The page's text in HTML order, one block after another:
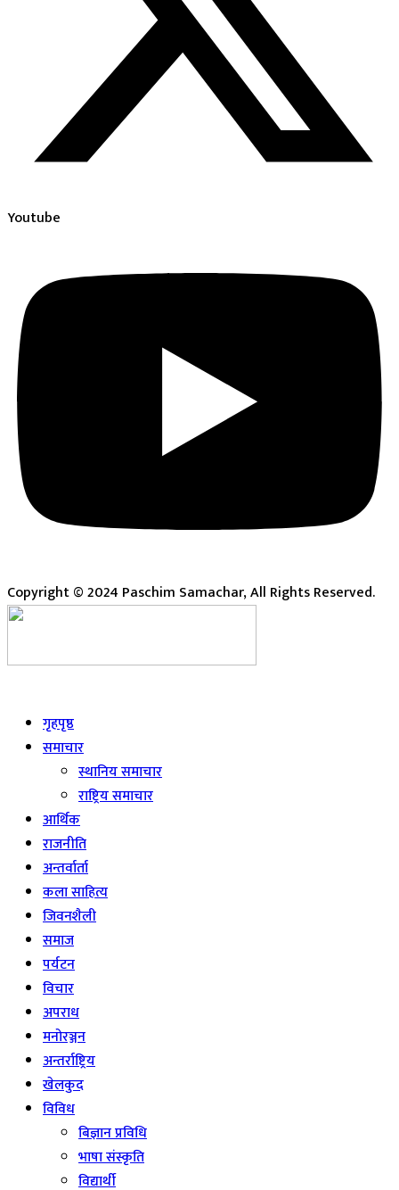
Youtube
Copyright © 2024 Paschim Samachar, All Rights Reserved.
गृहपृष्ठ
समाचार
स्थानिय समाचार
राष्ट्रिय समाचार
आर्थिक
राजनीति
अन्तर्वार्ता
कला साहित्य
जिवनशैली
समाज
पर्यटन
विचार
अपराध
मनोरञ्जन
अन्तर्राष्ट्रिय
खेलकुद
विविध
बिज्ञान प्रविधि
भाषा संस्कृति
विद्यार्थी